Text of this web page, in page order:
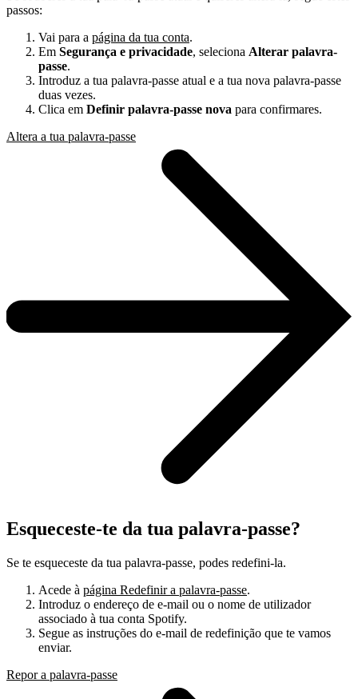
passos:
Vai para a página da tua conta.
Em Segurança e privacidade, seleciona Alterar palavra-
passe.
Introduz a tua palavra-passe atual e a tua nova palavra-passe
duas vezes.
Clica em Definir palavra-passe nova para confirmares.
Altera a tua palavra-passe
Esqueceste-te da tua palavra-passe?
Se te esqueceste da tua palavra-passe, podes redefini-la.
Acede à página Redefinir a palavra-passe.
Introduz o endereço de e-mail ou o nome de utilizador
associado à tua conta Spotify.
Segue as instruções do e-mail de redefinição que te vamos
enviar.
Repor a palavra-passe